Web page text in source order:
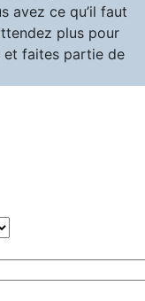
avez ce qu’il faut
plus pour
et faites partie de